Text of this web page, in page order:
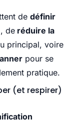
de définir
de réduire la
principal, voire
pour se
pratique.
(et respirer)